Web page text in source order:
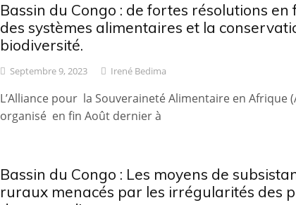
Bassin du Congo : de fortes résolutions en
des systèmes alimentaires et la
biodiversité.
Septembre 9, 2023 Irené Bedima
L’Alliance pour la Souveraineté Alimentaire en Afrique
organisé en fin Août dernier à
Bassin du Congo : Les moyens de
ruraux menacés par les irrégularités des